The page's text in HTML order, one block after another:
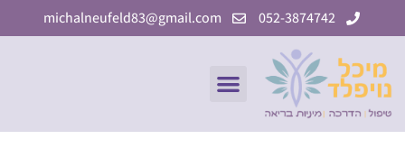
לתוכן
052-3874742
michalneufeld83@gmail.com
תפריט